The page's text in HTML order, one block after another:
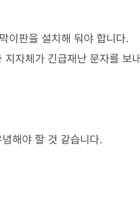
이판을 설치해 둬야 합니다.
자체가 긴급재난 문자를 보
해야 할 것 같습니다.